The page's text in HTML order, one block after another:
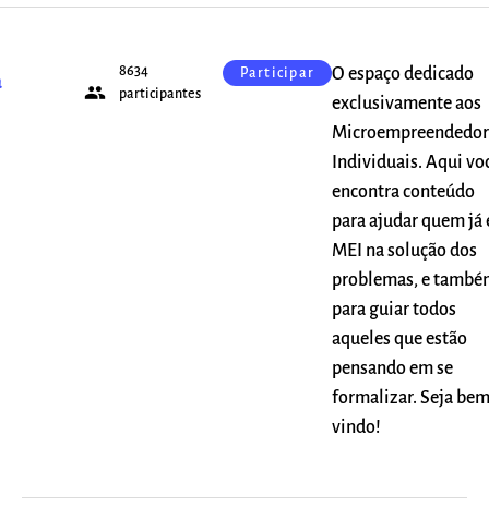
people
8634
participantes
Participar
O espaço dedicado
exclusivamente aos
Individuais. Aqui
encontra conteúdo
para ajudar quem já
MEI na solução dos
problemas, e
para guiar todos
aqueles que estão
pensando em se
formalizar. Seja bem
vindo!